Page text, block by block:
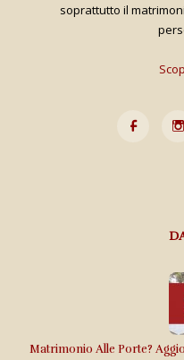
soprattutto il
Matrimonio Alle Porte?